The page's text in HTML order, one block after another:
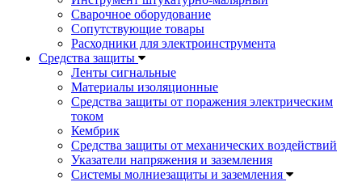
Сварочное оборудование
Сопутствующие товары
Расходники для электроинструмента
Cредства защиты
Ленты сигнальные
Материалы изоляционные
Средства защиты от поражения электрическим
током
Кембрик
Средства защиты от механических воздействий
Указатели напряжения и заземления
Системы молниезащиты и заземления